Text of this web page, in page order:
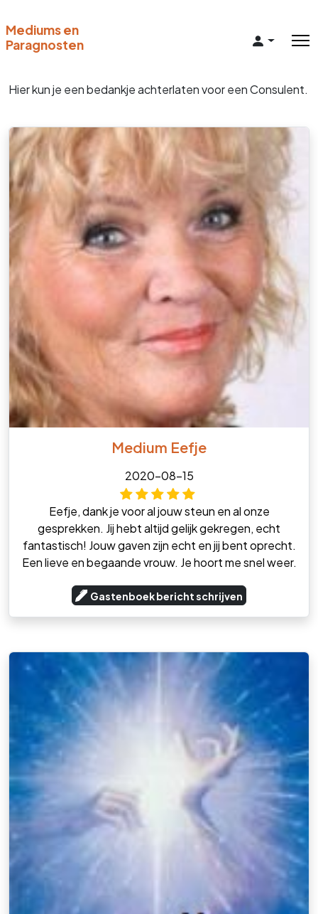
Mediums en
Paragnosten
Hier kun je een bedankje achterlaten voor een Consulent.
Medium Eefje
2020-08-15
Eefje, dank je voor al jouw steun en al onze
gesprekken. Jij hebt altijd gelijk gekregen, echt
fantastisch! Jouw gaven zijn echt en jij bent oprecht.
Een lieve en begaande vrouw. Je hoort me snel weer.
Gastenboek bericht schrijven